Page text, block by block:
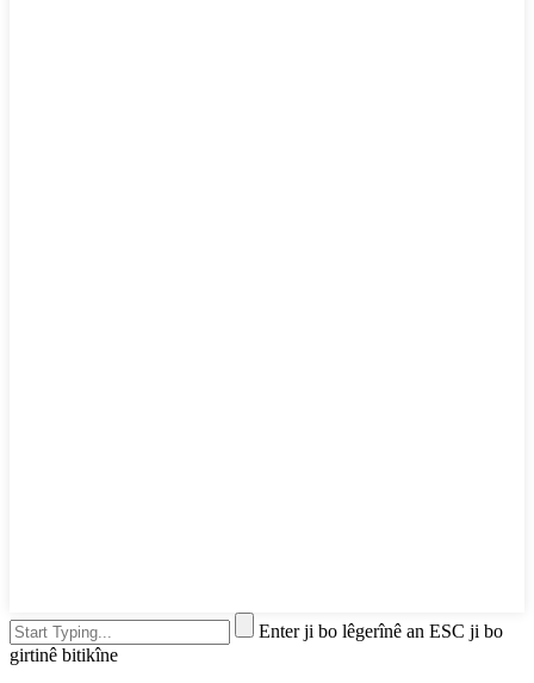
Enter ji bo lêgerînê an ESC ji bo
girtinê bitikîne